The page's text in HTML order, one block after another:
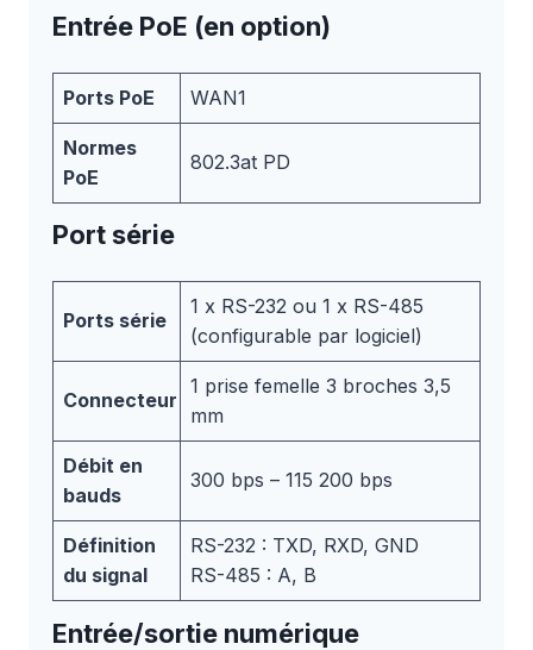
Entrée PoE (en option)
Ports PoE WAN1
Normes
PoE
802.3at PD
Port série
Ports série
1 x RS-232 ou 1 x RS-485
(configurable par logiciel)
Connecteur
1 prise femelle 3 broches 3,5
mm
Débit en
bauds
300 bps – 115 200 bps
Définition
du signal
RS-232 : TXD, RXD, GND
RS-485 : A, B
Entrée/sortie numérique